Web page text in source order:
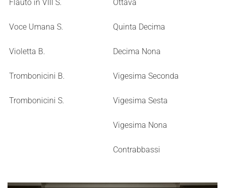
Flauto in VIII S. Ottava
Voce Umana S. Quinta Decima
Violetta B. Decima Nona
Trombonicini B. Vigesima Seconda
Trombonicini S. Vigesima Sesta
Vigesima Nona
Contrabbassi